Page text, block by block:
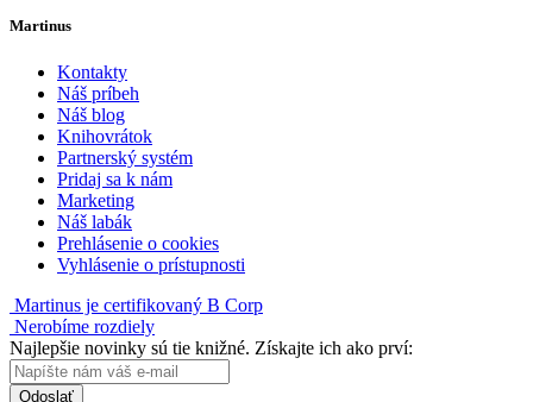
Martinus
Kontakty
Náš príbeh
Náš blog
Knihovrátok
Partnerský systém
Pridaj sa k nám
Marketing
Náš labák
Prehlásenie o cookies
Vyhlásenie o prístupnosti
Martinus je certifikovaný B Corp
Nerobíme rozdiely
Najlepšie novinky sú tie knižné. Získajte ich ako prví:
Odoslať